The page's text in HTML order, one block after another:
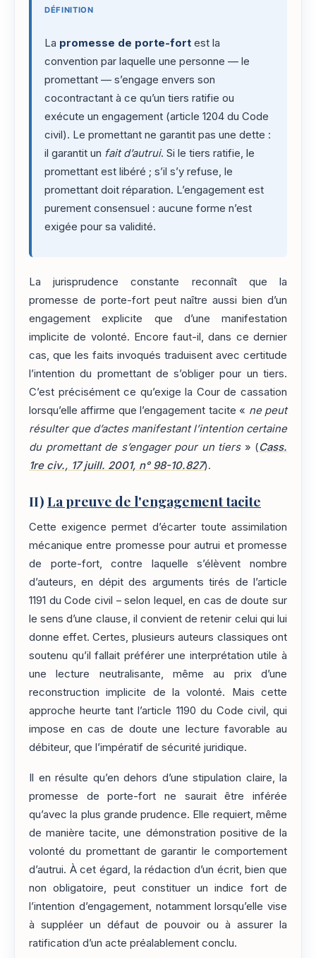
DÉFINITION
La promesse de porte-fort est la
convention par laquelle une personne — le
promettant — s’engage envers son
cocontractant à ce qu’un tiers ratifie ou
exécute un engagement (article 1204 du Code
civil). Le promettant ne garantit pas une dette :
il garantit un fait d’autrui. Si le tiers ratifie, le
promettant est libéré ; s’il s’y refuse, le
promettant doit réparation. L’engagement est
purement consensuel : aucune forme n’est
exigée pour sa validité.
La jurisprudence constante reconnaît que la
promesse de porte-fort peut naître aussi bien d’un
engagement explicite que d’une manifestation
implicite de volonté. Encore faut-il, dans ce dernier
cas, que les faits invoqués traduisent avec certitude
l’intention du promettant de s’obliger pour un tiers.
C’est précisément ce qu’exige la Cour de cassation
lorsqu’elle affirme que l’engagement tacite « ne peut
résulter que d’actes manifestant l’intention certaine
du promettant de s’engager pour un tiers» (Cass.
1re civ., 17 juill. 2001, n° 98-10.827).
II)La preuve de l'engagement tacite
Cette exigence permet d’écarter toute assimilation
mécanique entre promesse pour autrui et promesse
de porte-fort, contre laquelle s’élèvent nombre
d’auteurs, en dépit des arguments tirés de l’article
1191 du Code civil – selon lequel, en cas de doute sur
le sens d’une clause, il convient de retenir celui qui lui
donne effet. Certes, plusieurs auteurs classiques ont
soutenu qu’il fallait préférer une interprétation utile à
une lecture neutralisante, même au prix d’une
reconstruction implicite de la volonté. Mais cette
approche heurte tant l’article 1190 du Code civil, qui
impose en cas de doute une lecture favorable au
débiteur, que l’impératif de sécurité juridique.
Il en résulte qu’en dehors d’une stipulation claire, la
promesse de porte-fort ne saurait être inférée
qu’avec la plus grande prudence. Elle requiert, même
de manière tacite, une démonstration positive de la
volonté du promettant de garantir le comportement
d’autrui. À cet égard, la rédaction d’un écrit, bien que
non obligatoire, peut constituer un indice fort de
l’intention d’engagement, notamment lorsqu’elle vise
à suppléer un défaut de pouvoir ou à assurer la
ratification d’un acte préalablement conclu.